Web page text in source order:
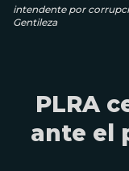
intendente por
Gentileza
PLRA
ante el